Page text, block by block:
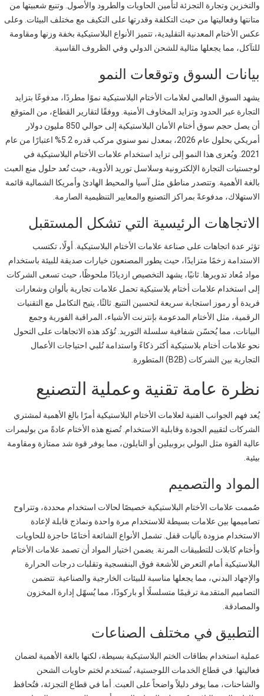
والتخزين وتجارة التجزئة لتأمين الحاويات والطرود والأصول. وتنبع شعبيتها من
متانتها وفعاليتها من حيث التكلفة وقدرتها على التكيف مع مختلف البيئات. وعلى
عكس الأختام المعدنية التقليدية، تتميز الأنواع البلاستيكية بخفة وزنها ومقاومة
للتآكل، مما يجعلها مثالية للشحن الدولي وفي الظروف القاسية.
بيانات السوق وتوقعات النمو
يشهد السوق العالمي لعلامات الأختام البلاستيكية نموًا مطردًا، مدفوعًا بتزايد
التجارة عبر الحدود وتزايد المخاوف الأمنية. ووفقًا لتقارير القطاع، من المتوقع
أن يصل حجم سوق أختام الأمان البلاستيكية إلى حوالي 850 مليون دولار
أمريكي بحلول عام 2026، بمعدل نمو سنوي مركب قدره 5.2% اعتبارًا من عام
2021. ويُعزى هذا النمو إلى تزايد استخدام علامات الأختام البلاستيكية في
لوجستيات التجارة الإلكترونية وسلاسل توريد الأدوية، حيث تُعد حلول منع العبث
بالغة الأهمية. وتتصدر مناطق مثل آسيا والمحيط الهادئ وأمريكا الشمالية قائمة
الاستهلاك، مدفوعةً بمراكز التصنيع والمعايير التنظيمية الصارمة.
الاتجاهات الرئيسية التي تشكل المستقبل
تؤثر عدة اتجاهات على صناعة علامات الأختام البلاستيكية. أولًا، تكتسب
الاستدامة زخمًا متزايدًا، حيث يطور المصنعون خيارات صديقة للبيئة باستخدام
مواد مُعاد تدويرها. ثانيًا، يشهد التخصيص ازديادًا ملحوظًا، حيث تسعى الشركات
إلى استخدام علامات أختام بلاستيكية تحمل علامات تجارية بألوان وشعارات
فريدة أو رموز استجابة سريعة لتحسين التتبع. ثالثًا، يتيح التكامل مع التقنيات
الرقمية، مثل الأختام المدعومة بإنترنت الأشياء، المراقبة الفورية وجمع
البيانات، مما يُحسّن شفافية سلسلة التوريد. تُؤكد هذه الاتجاهات على التحول
نحو علامات أختام بلاستيكية أكثر ذكاءً واستدامة تُلبي احتياجات الأعمال
التجارية بين الشركات (B2B) المتطورة.
نظرة عامة تقنية وعملية التصنيع
يُعد فهم الجوانب الفنية لعلامات الأختام البلاستيكية أمرًا بالغ الأهمية لمشتري
الشركات لتقييم الجودة وقابلية الاستخدام. تُصنع هذه الأختام عادةً من بوليمرات
عالية القوة مثل البولي بروبيلين أو النايلون، مما يوفر قوة شد ممتازة ومقاومة
بيئية.
المواد والتصميم
صُممت علامات الأختام البلاستيكية خصيصًا لحالات استخدام محددة، وتتراوح
تصاميمها بين علامات بسيطة للاستخدام مرة واحدة ونماذج قابلة لإعادة
الاستخدام مزودة بآليات قفل. تشمل الأنواع الشائعة أختامًا حاجزة للحاويات
وأختام كابلات للتطبيقات المرنة. يضمن اختيار المواد أن تصمد علامات الأختام
البلاستيكية أمام التعرض للأشعة فوق البنفسجية وتقلبات درجات الحرارة
والإجهاد البدني، مما يجعلها مناسبة للبيئات الخارجية والصناعية. تتضمن
التصاميم المتقدمة ترقيمًا متسلسلًا أو باركودًا، مما يُسهّل إدارة المخزون
والمصادقة.
التطبيق في مختلف الصناعات
عملية استخدام بطاقات الختم البلاستيكية بسيطة، لكنها بالغة الأهمية لضمان
فعاليتها. في قطاع الخدمات اللوجستية، تُستخدم لختم حاويات الشحن
والشاحنات، مما يوفر دليلاً واضحاً على العبث. أما في قطاع التجزئة، فتُحافظ